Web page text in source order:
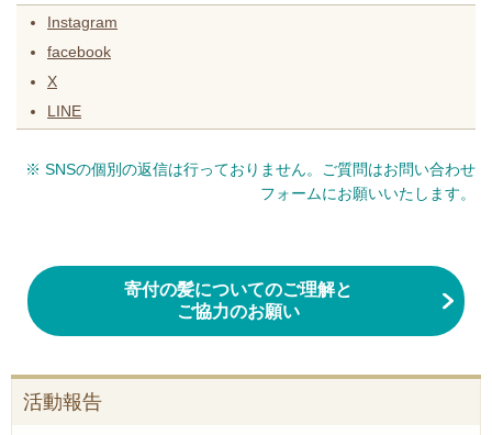
Instagram
facebook
X
LINE
※ SNSの個別の返信は行っておりません。ご質問はお問い合わせ
フォームにお願いいたします。
寄付の髪についてのご理解と
ご協力のお願い
活動報告